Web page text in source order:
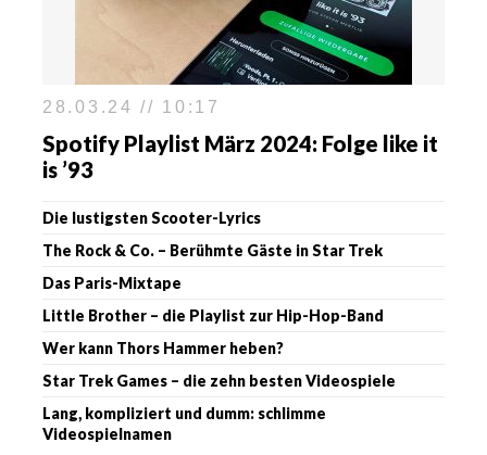
28.03.24 // 10:17
Spotify Playlist März 2024: Folge like it
is ’93
Die lustigsten Scooter-Lyrics
The Rock & Co. – Berühmte Gäste in Star Trek
Das Paris-Mixtape
Little Brother – die Playlist zur Hip-Hop-Band
Wer kann Thors Hammer heben?
Star Trek Games – die zehn besten Videospiele
Lang, kompliziert und dumm: schlimme
Videospielnamen